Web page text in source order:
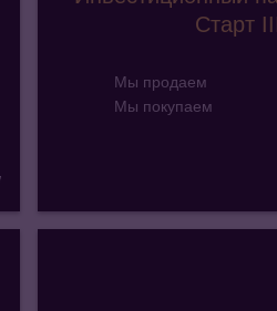
Старт
Мы продаем
Мы покупаем